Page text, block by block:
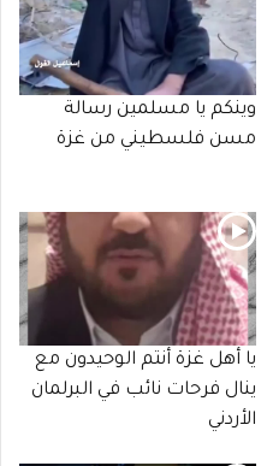
وينكم يا مسلمين رسالة
مسن فلسطيني من غزة
يا أهل غزة أنتم الوحيدون مع
ينال فرحات نائب في البرلمان
الأردني